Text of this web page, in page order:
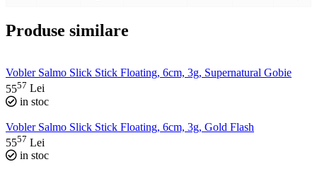
Produse similare
Vobler Salmo Slick Stick Floating, 6cm, 3g, Supernatural Gobie
5557 Lei
in stoc
Vobler Salmo Slick Stick Floating, 6cm, 3g, Gold Flash
5557 Lei
in stoc